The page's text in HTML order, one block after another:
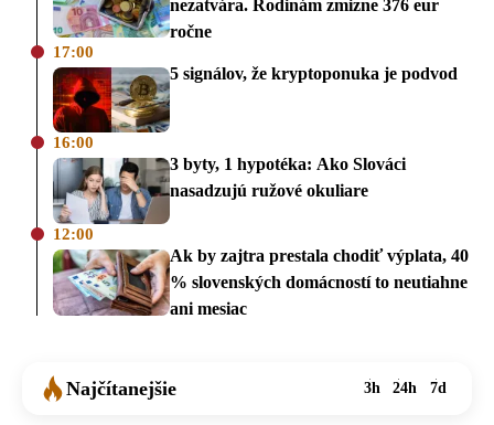
nezatvára. Rodinám zmizne 376 eur
ročne
17:00
5 signálov, že kryptoponuka je podvod
16:00
3 byty, 1 hypotéka: Ako Slováci
nasadzujú ružové okuliare
12:00
Ak by zajtra prestala chodiť výplata, 40
% slovenských domácností to neutiahne
ani mesiac
Najčítanejšie 3h 24h 7d